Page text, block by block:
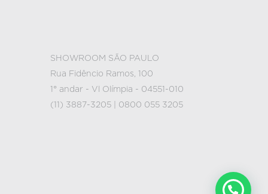
SHOWROOM SÃO PAULO
Rua Fidêncio Ramos, 100
1° andar - Vl Olímpia - 04551-010
(11) 3887-3205 | 0800 055 3205